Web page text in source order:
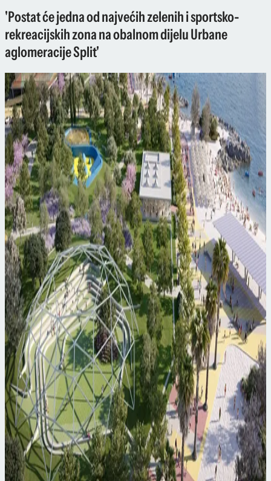
'Postat će jedna od najvećih zelenih i sportsko-
rekreacijskih zona na obalnom dijelu Urbane
aglomeracije Split'